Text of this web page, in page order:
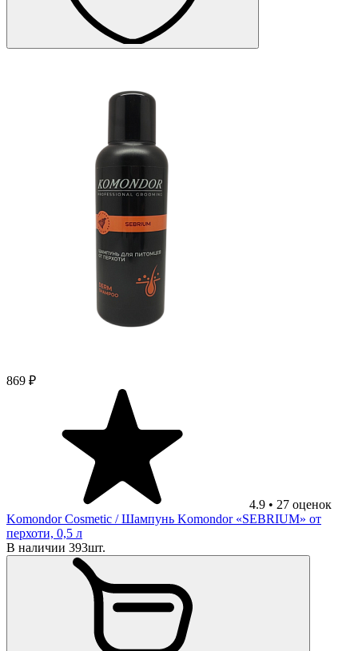
869 ₽
4.9 • 27 оценок
Komondor Cosmetic / Шампунь Komondor «SEBRIUM» от
перхоти, 0,5 л
В наличии 393шт.